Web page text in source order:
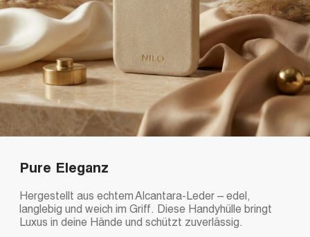
Pure Eleganz
Hergestellt aus echtem Alcantara-Leder – edel,
langlebig und weich im Griff. Diese Handyhülle bringt
Luxus in deine Hände und schützt zuverlässig.